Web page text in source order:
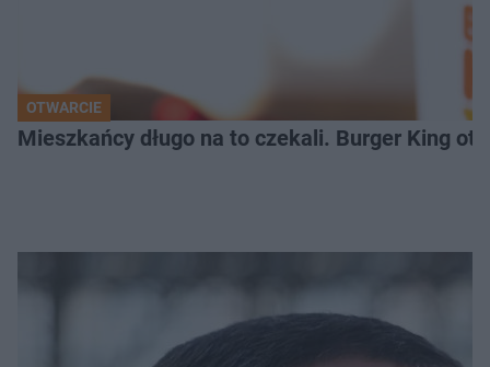
OTWARCIE
Mieszkańcy długo na to czekali. Burger King